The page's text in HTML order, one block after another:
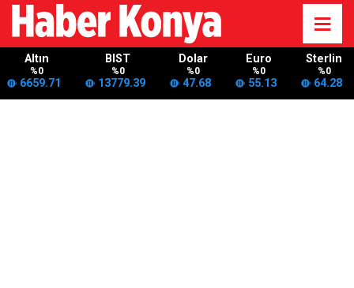
Altın
%0
6659.71
BIST
%0
13779.39
Dolar
%0
47.68
Euro
%0
55.13
Sterlin
%0
64.28